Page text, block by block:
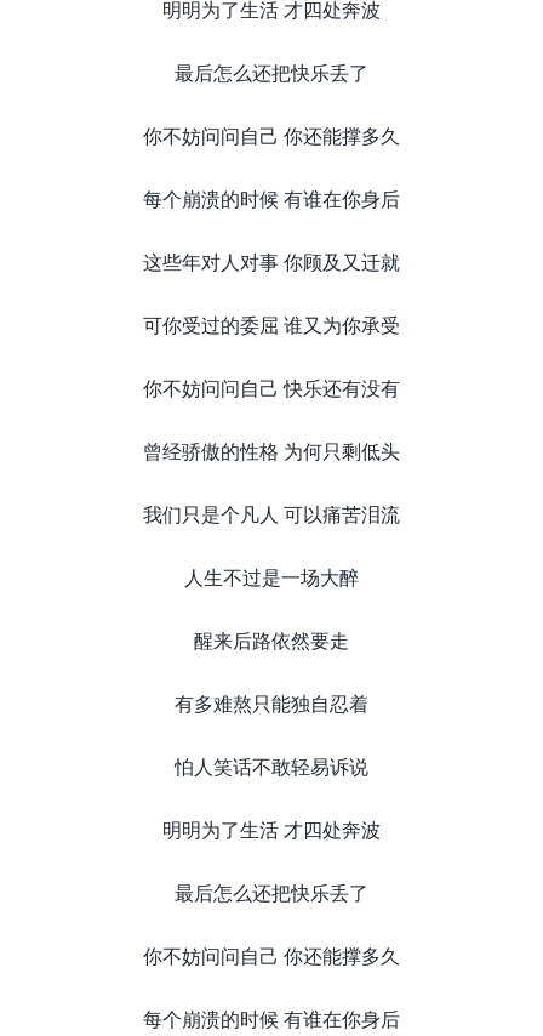
明明为了生活 才四处奔波
最后怎么还把快乐丢了
你不妨问问自己 你还能撑多久
每个崩溃的时候 有谁在你身后
这些年对人对事 你顾及又迁就
可你受过的委屈 谁又为你承受
你不妨问问自己 快乐还有没有
曾经骄傲的性格 为何只剩低头
我们只是个凡人 可以痛苦泪流
人生不过是一场大醉
醒来后路依然要走
有多难熬只能独自忍着
怕人笑话不敢轻易诉说
明明为了生活 才四处奔波
最后怎么还把快乐丢了
你不妨问问自己 你还能撑多久
每个崩溃的时候 有谁在你身后